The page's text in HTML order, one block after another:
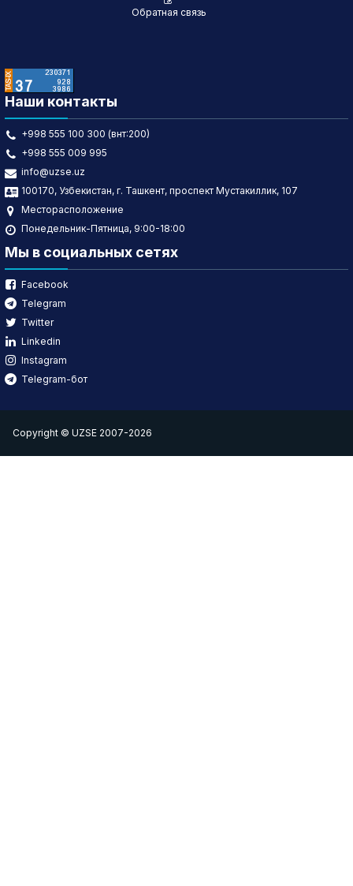
Обратная связь
Наши контакты
+998 555 100 300 (внт:200)
+998 555 009 995
info@uzse.uz
100170, Узбекистан, г. Ташкент, проспект Мустакиллик, 107
Месторасположение
Понедельник-Пятница, 9:00-18:00
Мы в социальных сетях
Facebook
Telegram
Twitter
Linkedin
Instagram
Telegram-бот
Copyright © UZSE 2007-2026